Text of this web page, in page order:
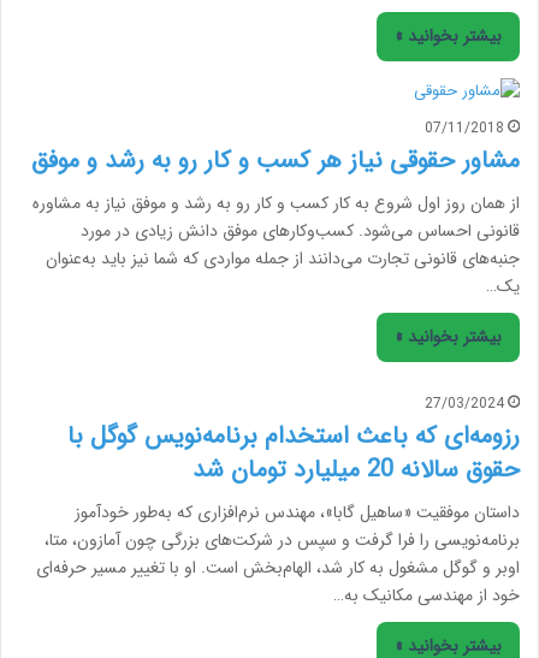
بیشتر بخوانید »
07/11/2018
مشاور حقوقی نیاز هر کسب و کار رو به رشد و موفق
از همان روز اول شروع به کار کسب و کار رو به رشد و موفق نیاز به مشاوره
قانونی احساس می‌شود. کسب‌وکارهای موفق دانش زیادی در مورد
جنبه‌های قانونی تجارت می‌دانند از جمله مواردی که شما نیز باید به‌عنوان
یک…
بیشتر بخوانید »
27/03/2024
رزومه‌ای که باعث استخدام برنامه‌نویس گوگل با
حقوق سالانه 20 میلیارد تومان شد
داستان موفقیت «ساهیل گابا»، مهندس نرم‌افزاری که به‌طور خودآموز
برنامه‌نویسی را فرا گرفت و سپس در شرکت‌های بزرگی چون آمازون، متا،
اوبر و گوگل مشغول به کار شد، الهام‌بخش است. او با تغییر مسیر حرفه‌ای
خود از مهندسی مکانیک به…
بیشتر بخوانید »